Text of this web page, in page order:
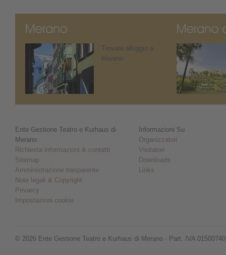
Trovare alloggio a
Merano
Ente Gestione Teatro e Kurhaus di
Merano
Richiesta informazioni & contatti
Sitemap
Amministrazione trasparente
Note legali & Copyright
Privarcy
Impostazioni cookie
Informazioni Su
Organizzatori
Visitatori
Downloads
Links
© 2026 Ente Gestione Teatro e Kurhaus di Merano - Part. IVA